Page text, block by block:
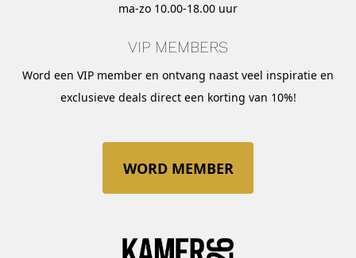
ma-zo 10.00-18.00 uur
VIP MEMBERS
Word een VIP member en ontvang naast veel inspiratie en
exclusieve deals direct een korting van 10%!
WORD MEMBER